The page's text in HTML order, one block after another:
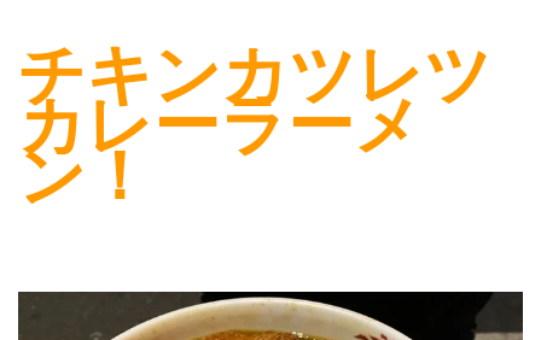
チキンカツレツ
カレーラーメ
ン！